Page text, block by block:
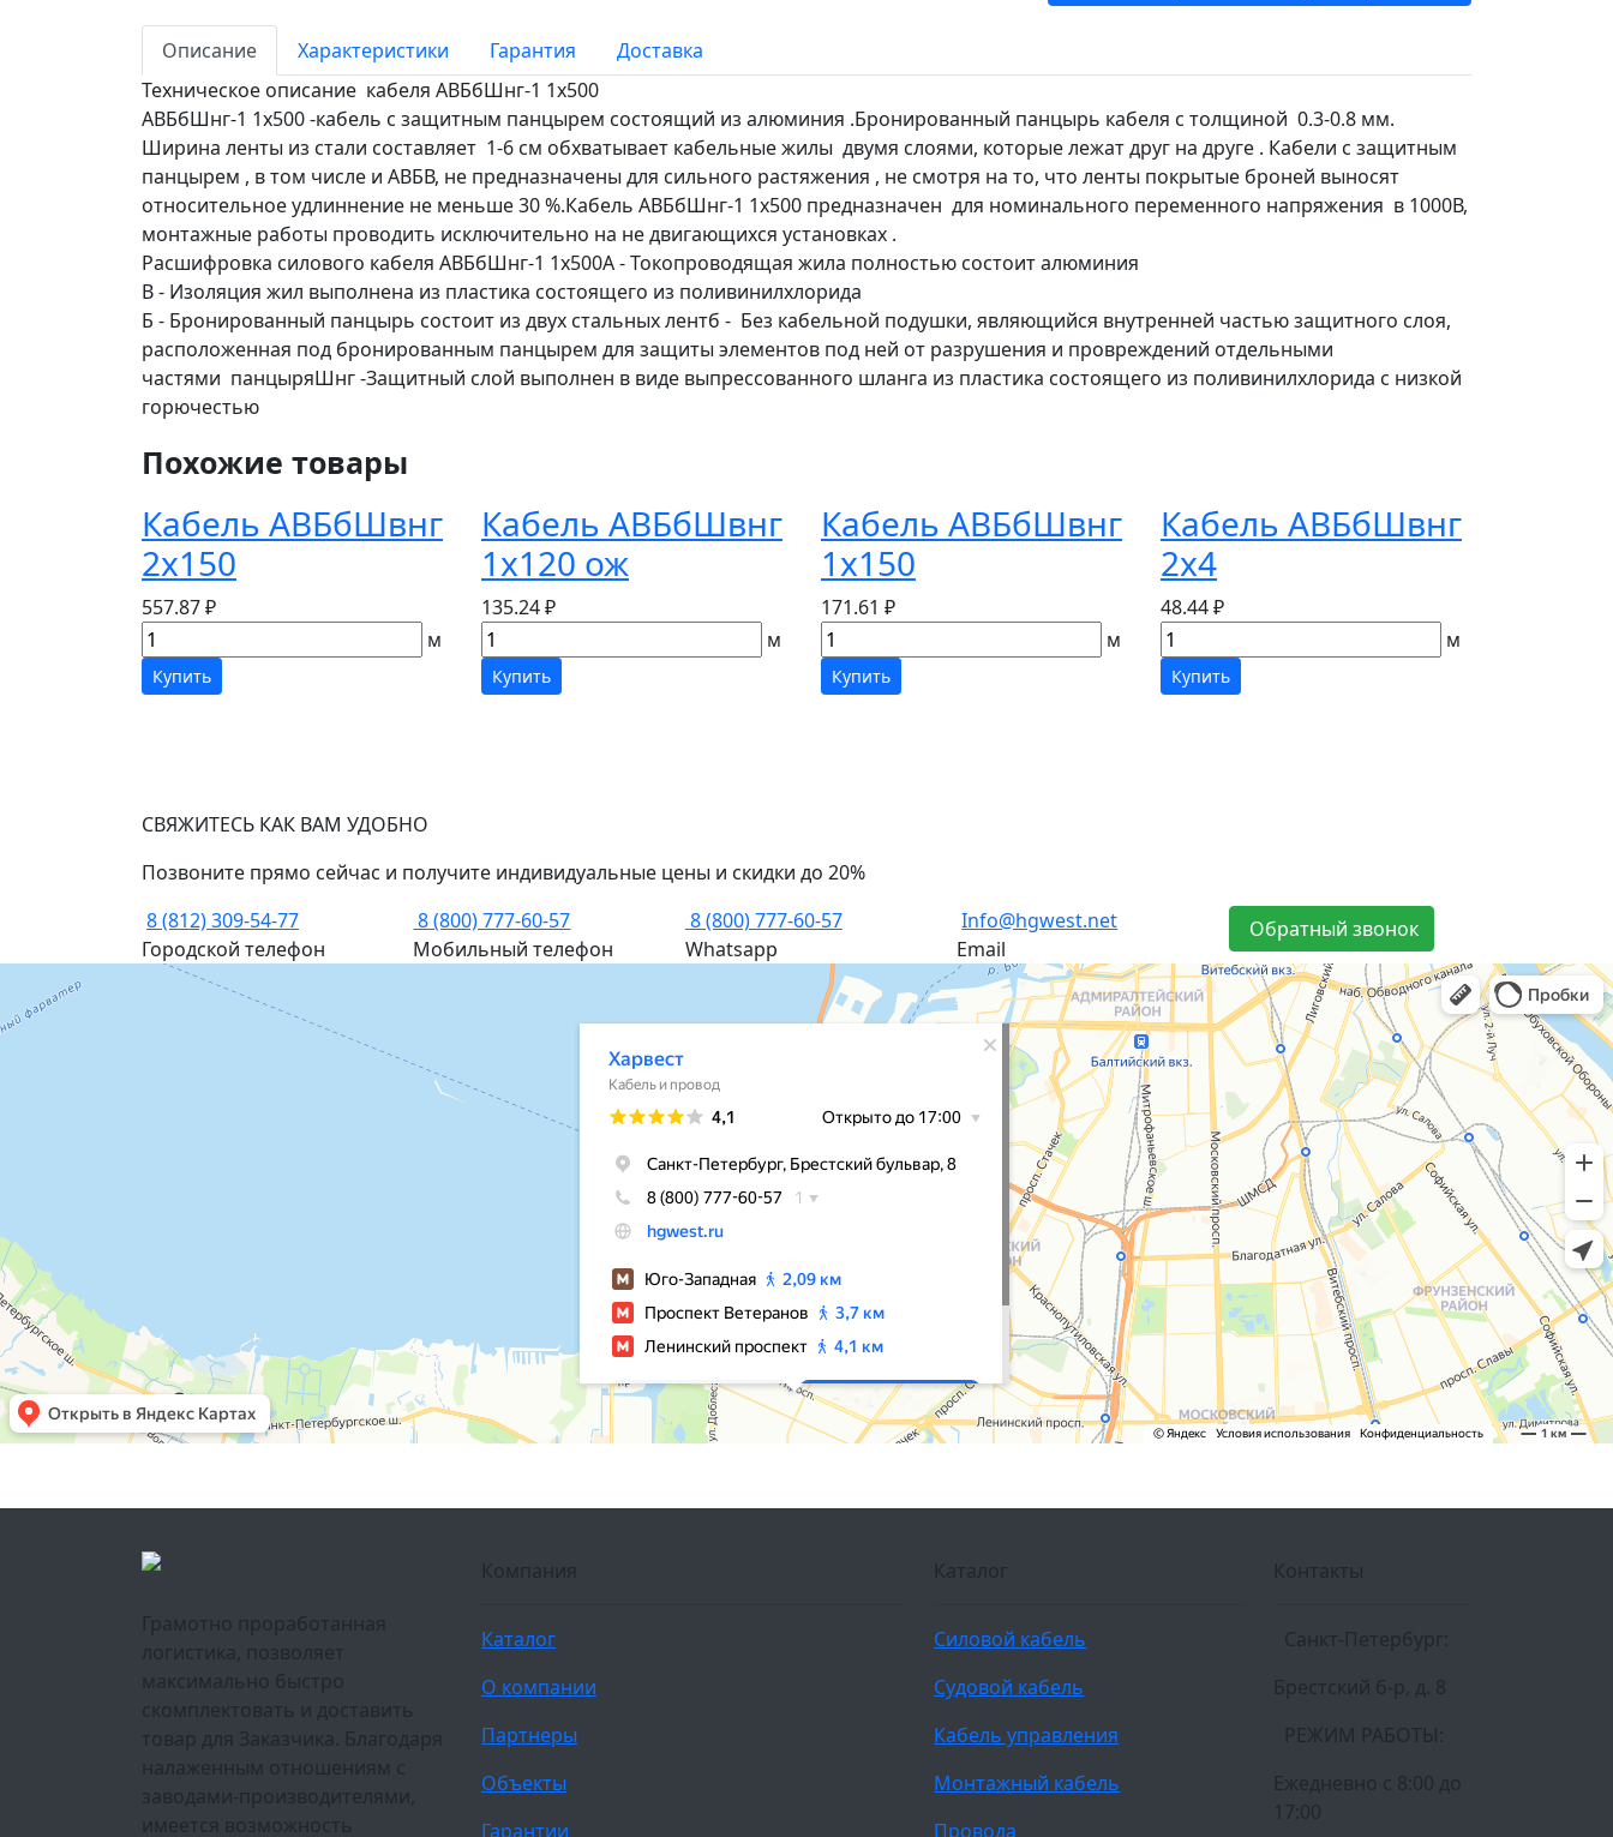
Описание Характеристики Гарантия
Доставка
Техническое описание кабеля АВБбШнг-1 1х500
АВБбШнг-1 1х500 -кабель с защитным панцырем состоящий из алюминия .Бронированный панцырь кабеля с толщиной 0.3-0.8 мм.
Ширина ленты из стали составляет 1-6 см обхватывает кабельные жилы двумя слоями, которые лежат друг на друге . Кабели с защитным
панцырем , в том числе и АВБВ, не предназначены для сильного растяжения , не смотря на то, что ленты покрытые броней выносят
относительное удлиннение не меньше 30 %.Кабель АВБбШнг-1 1х500 предназначен для номинального переменного напряжения в 1000В,
монтажные работы проводить исключительно на не двигающихся установках .
Расшифровка силового кабеля АВБбШнг-1 1х500А - Токопроводящая жила полностью состоит алюминия
В - Изоляция жил выполнена из пластика состоящего из поливинилхлорида
Б - Бронированный панцырь состоит из двух стальных лентб - Без кабельной подушки, являющийся внутренней частью защитного слоя,
расположенная под бронированным панцырем для защиты элементов под ней от разрушения и провреждений отдельными
частями панцыряШнг -Защитный слой выполнен в виде выпрессованного шланга из пластика состоящего из поливинилхлорида с низкой
горючестью
Похожие товары
Кабель АВБбШвнг
2х150
557.87 ₽
м
Купить
Кабель АВБбШвнг
1х120 ож
135.24 ₽
м
Купить
Кабель АВБбШвнг
1х150
171.61 ₽
м
Купить
Кабель АВБбШвнг
2х4
48.44 ₽
м
Купить
СВЯЖИТЕСЬ КАК ВАМ УДОБНО
Позвоните прямо сейчас и получите индивидуальные цены и скидки до 20%
8 (812) 309-54-77
Городской телефон
8 (800) 777-60-57
Мобильный телефон
8 (800) 777-60-57
Whatsapp
Info@hgwest.net
Email
Обратный звонок
Грамотно проработанная
логистика, позволяет
максимально быстро
скомплектовать и доставить
товар для Заказчика. Благодаря
налаженным отношениям с
заводами-производителями,
имеется возможность
Компания
Каталог
О компании
Партнеры
Объекты
Гарантии
Каталог
Силовой кабель
Судовой кабель
Кабель управления
Монтажный кабель
Провода
Контакты
Санкт-Петербург:
Брестский б-р, д. 8
РЕЖИМ РАБОТЫ:
Ежедневно c 8:00 до
17:00